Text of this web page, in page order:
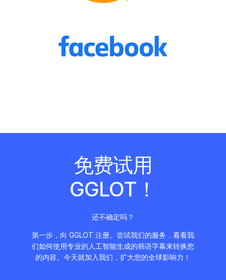
免费试用
GGLOT！
还不确定吗？
第一步，向 GGLOT 注册。尝试我们的服务，看看我
们如何使用专业的人工智能生成的韩语字幕来转换您
的内容。今天就加入我们，扩大您的全球影响力！